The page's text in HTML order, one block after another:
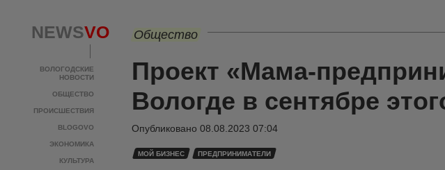
NEWSVO
ВОЛОГОДСКИЕ
НОВОСТИ
ОБЩЕСТВО
ПРОИСШЕСТВИЯ
BLOGOVO
ЭКОНОМИКА
КУЛЬТУРА
Общество
Проект «Мама-
Вологде в сентябре
Опубликовано 08.08.2023 07:04
МОЙ БИЗНЕС ПРЕДПРИНИМАТЕЛИ